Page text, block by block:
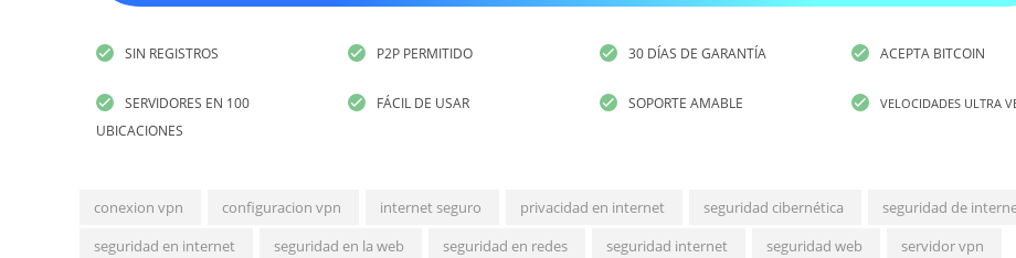
SIN REGISTROS
SERVIDORES EN 100
UBICACIONES
P2P PERMITIDO
FÁCIL DE USAR
30 DÍAS DE GARANTÍA
SOPORTE AMABLE
ACEPTA BITCOIN
VELOCIDADES ULTRA
conexion vpn configuracion vpn internet seguro privacidad en internet seguridad cibernética
seguridad de
seguridad en internet
seguridad en la web seguridad en redes seguridad internet seguridad web
servidor vpn